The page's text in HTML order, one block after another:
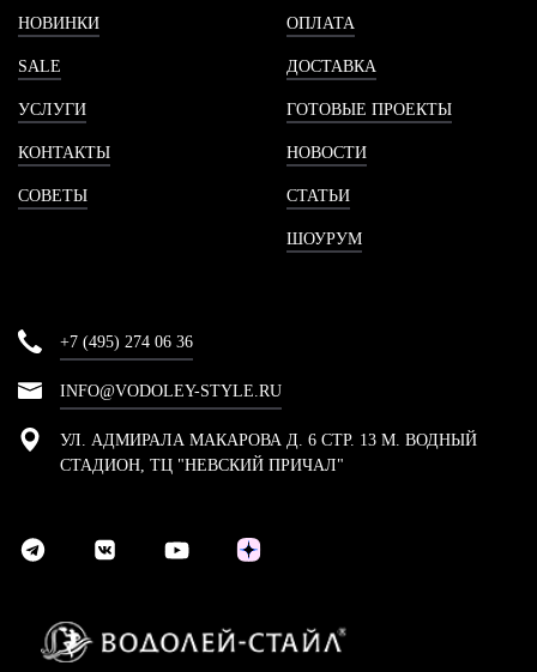
НОВИНКИ
SALE
УСЛУГИ
КОНТАКТЫ
СОВЕТЫ
ОПЛАТА
ДОСТАВКА
ГОТОВЫЕ ПРОЕКТЫ
НОВОСТИ
СТАТЬИ
ШОУРУМ
+7 (495) 274 06 36
INFO@VODOLEY-STYLE.RU
УЛ. АДМИРАЛА МАКАРОВА Д. 6 СТР. 13 М. ВОДНЫЙ
СТАДИОН, ТЦ "НЕВСКИЙ ПРИЧАЛ"